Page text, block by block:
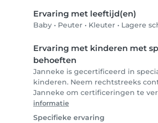
Ervaring met leeftijd(en)
Baby • Peuter • Kleuter • Lagere
Ervaring met kinderen met
behoeften
Janneke is gecertificeerd in
kinderen. Neem rechtstreeks
Janneke om certificeringen te
informatie
Specifieke ervaring